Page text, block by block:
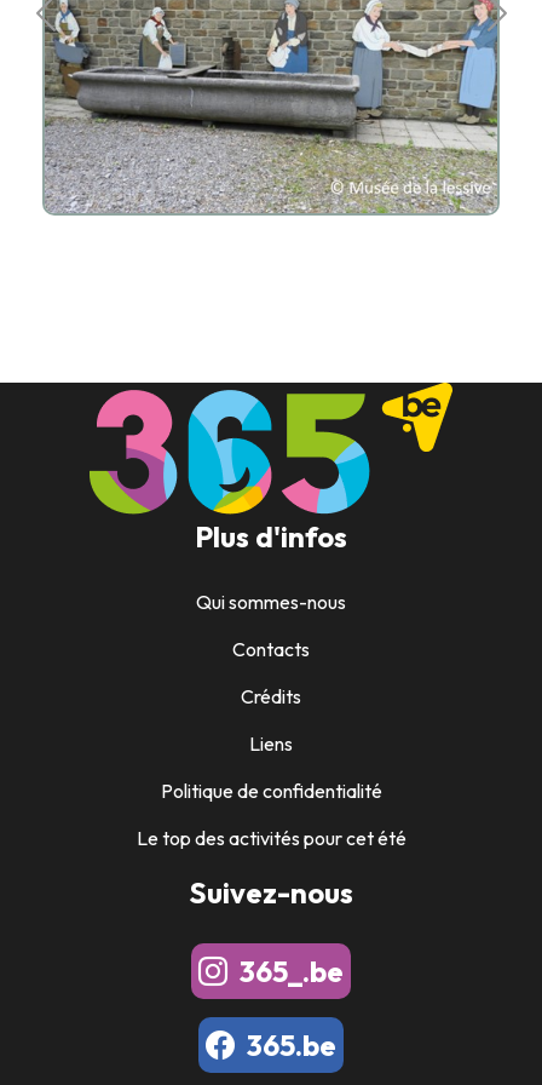
Plus d'infos
Qui sommes-nous
Contacts
Crédits
Liens
Politique de confidentialité
Le top des activités pour cet été
Suivez-nous
365_.be
365.be